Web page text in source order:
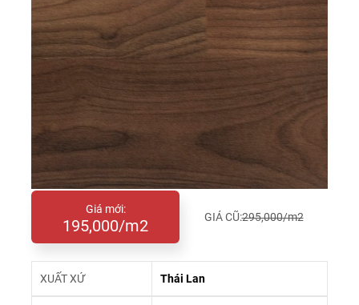
Giá mới:
195,000/m2 GIÁ CŨ:295,000/m2
XUẤT XỨ Thái Lan